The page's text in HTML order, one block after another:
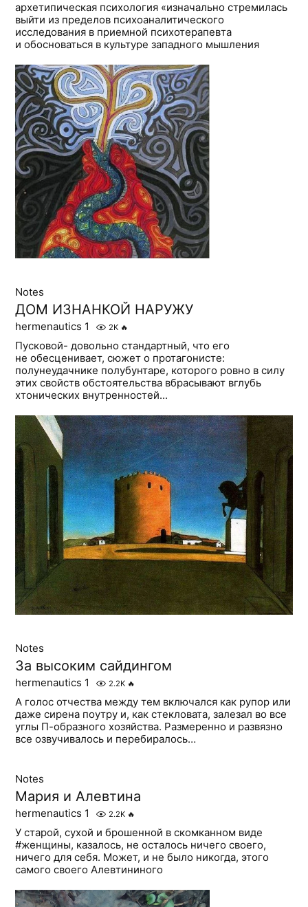
архетипическая психология «изначально стремилась
выйти из пределов психоаналитического
исследования в приемной психотерапевта
и обосноваться в культуре западного мышления
Notes
ДОМ ИЗНАНКОЙ НАРУЖУ
hermenautics 1 2K 🔥
Пусковой- довольно стандартный, что его
не обесценивает, сюжет о протагонисте:
полунеудачнике полубунтаре, которого ровно в силу
этих свойств обстоятельства вбрасывают вглубь
хтонических внутренностей...
Notes
За высоким сайдингом
hermenautics 1 2.2K 🔥
А голос отчества между тем включался как рупор или
даже сирена поутру и, как стекловата, залезал во все
углы П-образного хозяйства. Размеренно и развязно
все озвучивалось и перебиралось…
Notes
Мария и Алевтина
hermenautics 1 2.2K 🔥
У старой, сухой и брошенной в скомканном виде
#женщины, казалось, не осталось ничего своего,
ничего для себя. Может, и не было никогда, этого
самого своего Алевтининого